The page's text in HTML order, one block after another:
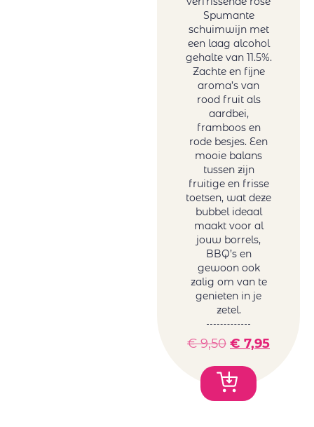
Spumante
schuimwijn met
een laag alcohol
gehalte van 11.5%.
Zachte en fijne
aroma’s van
rood fruit als
aardbei,
framboos en
rode besjes. Een
mooie balans
tussen zijn
fruitige en frisse
toetsen, wat deze
bubbel ideaal
maakt voor al
jouw borrels,
BBQ’s en
gewoon ook
zalig om van te
genieten in je
zetel.
€9,50 € 7,95